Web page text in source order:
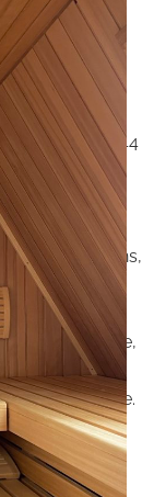
cadre
de
grâce à
d’environ 144
les
du centre du
proximité de
jardins,
cadre de vie
d’une cave,
une entrée,
une
et un garage.
en
avec douche.